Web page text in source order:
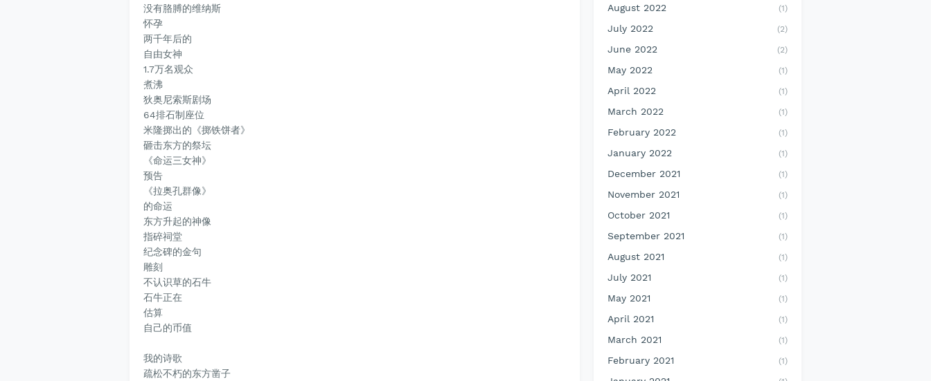
没有胳膊的维纳斯
怀孕
两千年后的
自由女神
1.7万名观众
煮沸
狄奥尼索斯剧场
64排石制座位
米隆掷出的《掷铁饼者》
砸击东方的祭坛
《命运三女神》
预告
《拉奥孔群像》
的命运
东方升起的神像
指碎祠堂
纪念碑的金句
雕刻
不认识草的石牛
石牛正在
估算
自己的币值
我的诗歌
疏松不朽的东方凿子
August 2022 (1)
July 2022 (2)
June 2022 (2)
May 2022 (1)
April 2022 (1)
March 2022 (1)
February 2022 (1)
January 2022 (1)
December 2021 (1)
November 2021 (1)
October 2021 (1)
September 2021 (1)
August 2021 (1)
July 2021 (1)
May 2021 (1)
April 2021 (1)
March 2021 (1)
February 2021 (1)